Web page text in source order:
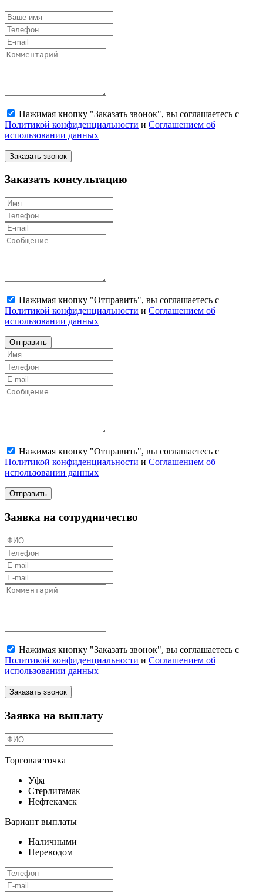
Нажимая кнопку "Заказать звонок", вы соглашаетесь с
Политикой конфиденциальности и Соглашением об
использовании данных
Заказать звонок
Заказать консультацию
Нажимая кнопку "Отправить", вы соглашаетесь с
Политикой конфиденциальности и Соглашением об
использовании данных
Отправить
Нажимая кнопку "Отправить", вы соглашаетесь с
Политикой конфиденциальности и Соглашением об
использовании данных
Отправить
Заявка на сотрудничество
Нажимая кнопку "Заказать звонок", вы соглашаетесь с
Политикой конфиденциальности и Соглашением об
использовании данных
Заказать звонок
Заявка на выплату
Торговая точка
Уфа
Стерлитамак
Нефтекамск
Вариант выплаты
Наличными
Переводом